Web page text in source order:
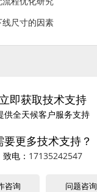
尺寸的因素
立即获取技术支持
供全天候客户服务支持
要更多技术支持？
致电： 17135242547
咨询 问题咨询